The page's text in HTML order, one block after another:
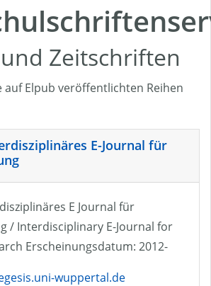
Zeitschriften
auf Elpub veröffentlichten Reihen
E-Journal für
E Journal für
/ Interdisciplinary E-Journal for
Erscheinungsdatum: 2012-
wuppertal.de